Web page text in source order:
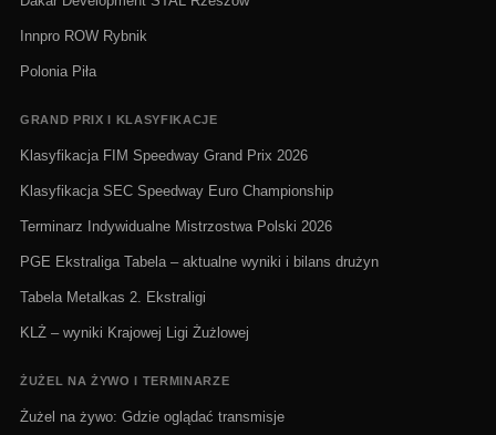
Innpro ROW Rybnik
Polonia Piła
GRAND PRIX I KLASYFIKACJE
Klasyfikacja FIM Speedway Grand Prix 2026
Klasyfikacja SEC Speedway Euro Championship
Terminarz Indywidualne Mistrzostwa Polski 2026
PGE Ekstraliga Tabela – aktualne wyniki i bilans drużyn
Tabela Metalkas 2. Ekstraligi
KLŻ – wyniki Krajowej Ligi Żużlowej
ŻUŻEL NA ŻYWO I TERMINARZE
Żużel na żywo: Gdzie oglądać transmisje